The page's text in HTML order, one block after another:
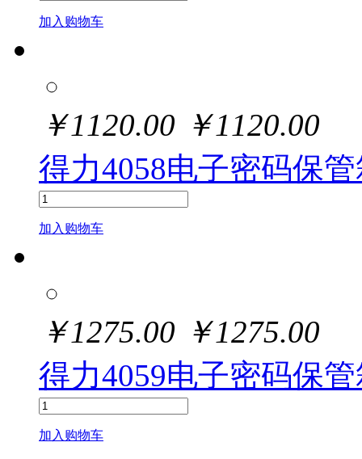
加入购物车
￥1120.00 ￥1120.00
得力4058电子密码保
加入购物车
￥1275.00 ￥1275.00
得力4059电子密码保
加入购物车